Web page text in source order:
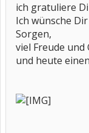
ich gratuliere
Ich wünsche
Sorgen,
viel Freude und
und heute